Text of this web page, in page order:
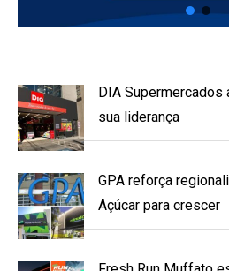
DIA Supermercados
sua liderança
GPA reforça
Açúcar para crescer